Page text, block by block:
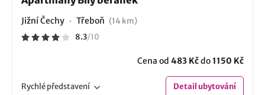
Jižní Čechy Třeboň (14 km)
8.3/10
Cena od 483 Kčdo1150 Kč
Rychlépředstavení Detailubytování